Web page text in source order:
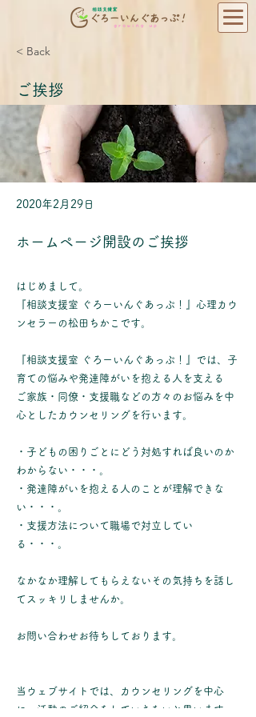
< Back
ご挨拶
2020年2月29日
ホームページ開設のご挨拶
はじめまして。
『相談支援室 ぐろーいんぐあっぷ！』心理カウ
ンセラーの松田ちかこです。
『相談支援室 ぐろーいんぐあっぷ！』では、子
育ての悩みや発達障がいを抱える人を支える
ご家族・同僚・支援職などの方々のお悩みを中
心としたカウンセリングを行います。
・子どもの困りごとにどう対処すれば良いのか
わからない・・・。
・発達障がいを抱える人のことが理解できな
い・・・。
・支援方法について職場で対立してい
る・・・。
なかなか理解してもらえないその気持ちを話し
てスッキリしませんか。
お問い合わせお待ちしております。
当ウェブサイトでは、カウンセリングを中心
に、活動のご紹介をしていきたいと思います。